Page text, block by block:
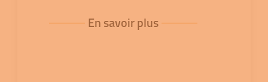
En savoir plus